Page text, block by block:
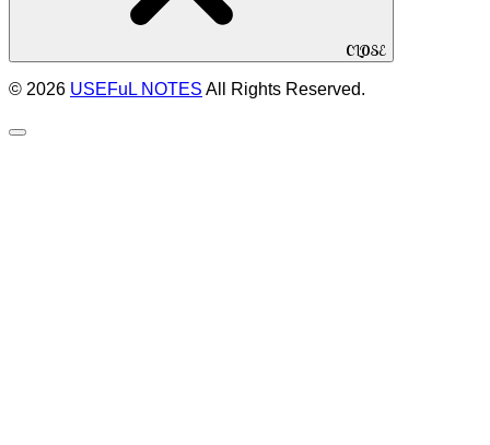
CLOSE
© 2026 USEFuL NOTES All Rights Reserved.